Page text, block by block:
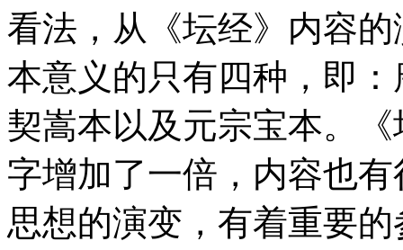
看法，从《坛经》内容
本意义的只有四种，即
契嵩本以及元宗宝本。
字增加了一倍，内容也
思想的演变，有着重要